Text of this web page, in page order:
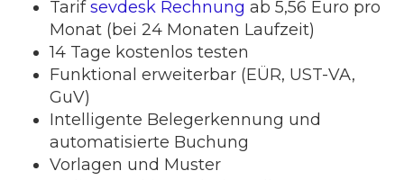
Tarifsevdesk Rechnung ab 5,56 Euro pro
Monat (bei 24 Monaten Laufzeit)
14 Tage kostenlos testen
Funktional erweiterbar (EÜR, UST-VA,
GuV)
Intelligente Belegerkennung und
automatisierte Buchung
Vorlagen und Muster